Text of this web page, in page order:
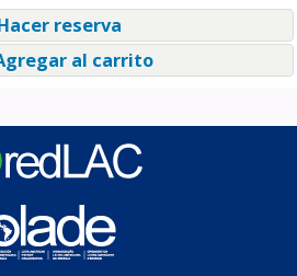
reserva
al carrito